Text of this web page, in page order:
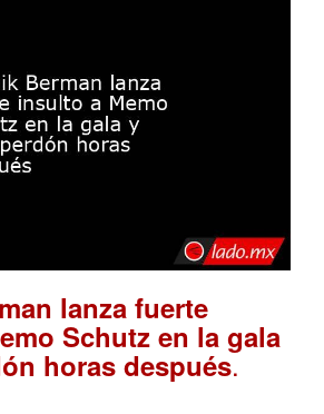
lanza fuerte
Schutz en la gala
horas después.